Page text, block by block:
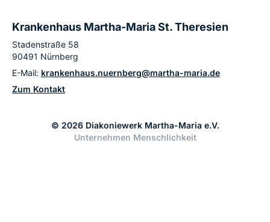
Krankenhaus Martha-Maria St. Theresien
Stadenstraße 58
90491 Nürnberg
E-Mail: krankenhaus.nuernberg@martha-maria.de
Zum Kontakt
Unternehmen Menschlichkeit
© 2026 Diakoniewerk Martha-Maria e.V.